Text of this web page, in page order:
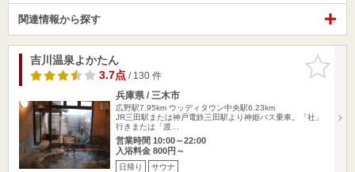
関連情報から探す
お気に入
りに追加
吉川温泉よかたん
3.7点/ 130 件
兵庫県 / 三木市
広野駅7.95km ウッディタウン中央駅6.23km
JR三田駅または神戸電鉄三田駅より神姫バス乗車。「社」
行きまたは「渡…
営業時間 10:00～22:00
入浴料金 800円～
日帰り サウナ